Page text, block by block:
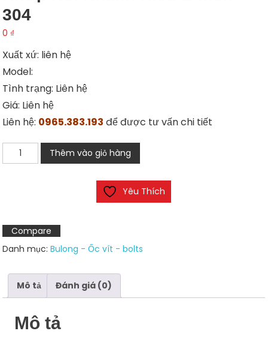
304
0 ₫
Xuất xứ: liên hệ
Model:
Tình trạng: Liên hệ
Giá: Liên hệ
Liên hệ: 0965.383.193 để được tư vấn chi tiết
Khớp
nối
inox
304
số
Thêm vào giỏ hàng
Yêu Thích
Compare
Danh mục:Bulong - Ốc vít - bolts
Mô tả Đánh giá (0)
Mô tả